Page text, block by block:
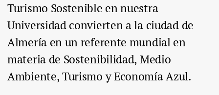
Turismo Sostenible en nuestra
Universidad convierten a la ciudad de
Almería en un referente mundial en
materia de Sostenibilidad, Medio
Ambiente, Turismo y Economía Azul.